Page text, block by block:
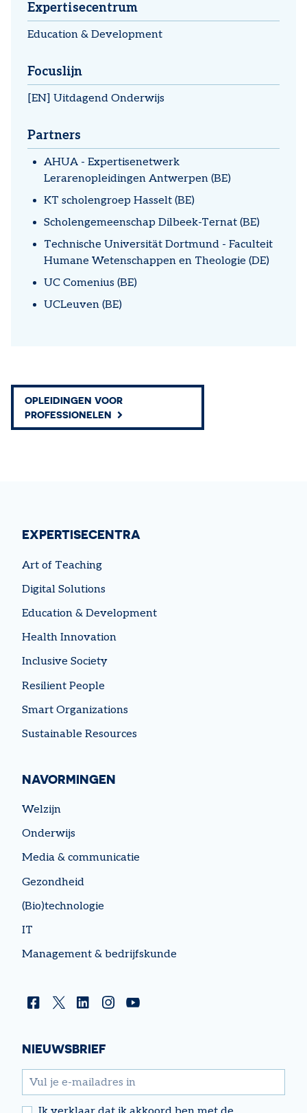
Expertisecentrum
Education & Development
Focuslijn
[EN] Uitdagend Onderwijs
Partners
AHUA - Expertisenetwerk
Lerarenopleidingen Antwerpen (BE)
KT scholengroep Hasselt (BE)
Scholengemeenschap Dilbeek-Ternat (BE)
Technische Universität Dortmund - Faculteit
Humane Wetenschappen en Theologie (DE)
UC Comenius (BE)
UCLeuven (BE)
OPLEIDINGEN VOOR
PROFESSIONELEN
EXPERTISECENTRA
Art of Teaching
Digital Solutions
Education & Development
Health Innovation
Inclusive Society
Resilient People
Smart Organizations
Sustainable Resources
NAVORMINGEN
Welzijn
Onderwijs
Media & communicatie
Gezondheid
(Bio)technologie
IT
Management & bedrijfskunde
NIEUWSBRIEF
email